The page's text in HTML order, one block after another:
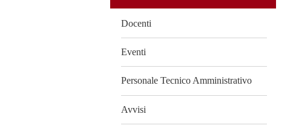
Docenti
Eventi
Personale Tecnico Amministrativo
Avvisi